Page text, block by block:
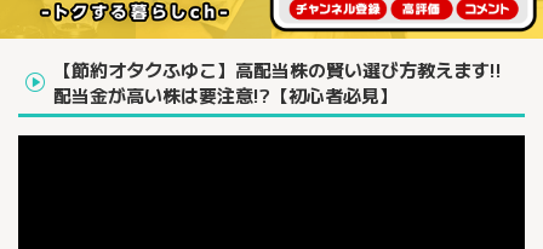
【節約オタクふゆこ】高配当株の賢い選び方教えます!!
配当金が高い株は要注意!?【初心者必見】